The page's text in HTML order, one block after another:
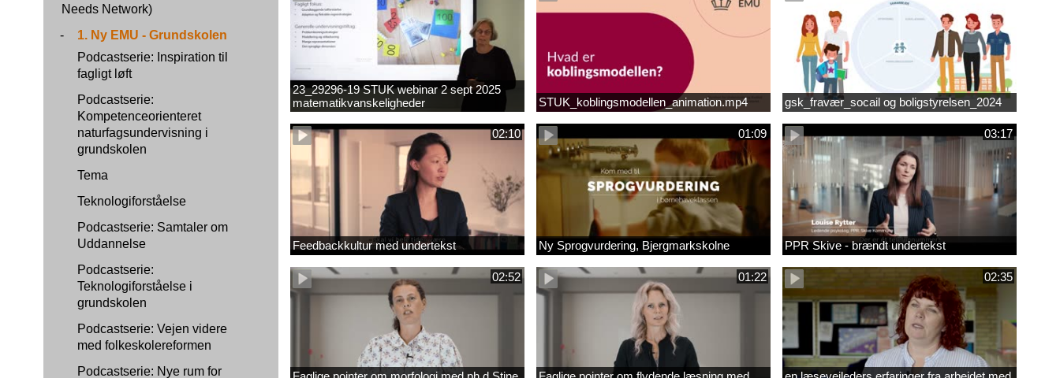
Needs Network)
-
1. Ny EMU - Grundskolen
Podcastserie: Inspiration til
fagligt løft
Podcastserie:
Kompetenceorienteret
naturfagsundervisning i
grundskolen
Tema
Teknologiforståelse
Podcastserie: Samtaler om
Uddannelse
Podcastserie:
Teknologiforståelse i
grundskolen
Podcastserie: Vejen videre
med folkeskolereformen
Podcastserie: Nye rum for
23_29296-19 STUK webinar 2 sept 2025
matematikvanskeligheder
1889337_1_1.MP4
STUK_koblingsmodellen_animation.mp4 gsk_fravær_socail og boligstyrelsen_2024
02:10
Feedbackkultur med undertekst
01:09
Ny Sprogvurdering, Bjergmarkskolne
03:17
PPR Skive - brændt undertekst
02:52 01:22 02:35